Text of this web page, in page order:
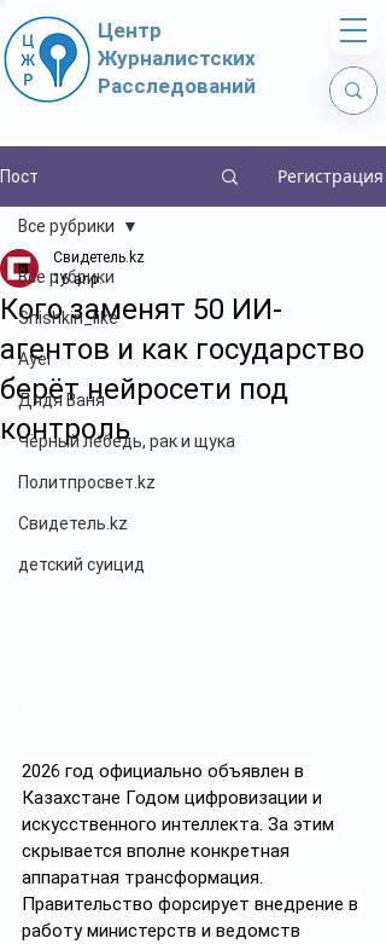
Центр
Журналистских
Расследований
Пост Регистрация
Все рубрики
Shishkin_like
Ayel
Дядя Ваня
Чёрный лебедь, рак и щука
Политпросвет.kz
Свидетель.kz
детский суицид
Все рубрики
Кого заменят 50 ИИ-
агентов и как государство
берёт нейросети под
контроль
Свидетель.kz
16 апр.
2026 год официально объявлен в
Казахстане Годом цифровизации и
искусственного интеллекта. За этим
скрывается вполне конкретная
аппаратная трансформация.
Правительство форсирует внедрение в
работу министерств и ведомств